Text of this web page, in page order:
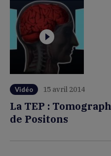
Vidéo 15 avril 2014
La TEP :
de Positons